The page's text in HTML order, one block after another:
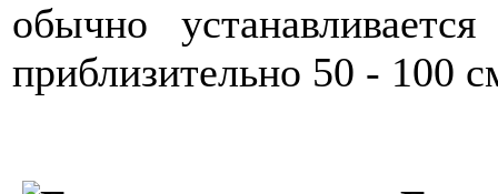
обычно
приблизительно 50 - 100